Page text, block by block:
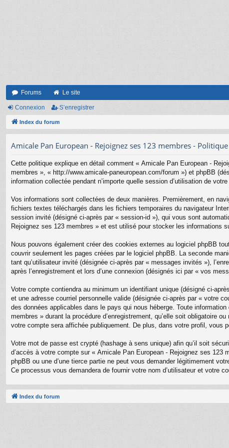
Forums Le site
Connexion S’enregistrer
Index du forum
Amicale Pan European - Rejoignez ses 123 membres -
Cette politique explique en détail comment « Amicale Pan European -
membres », « http://www.amicale-paneuropean.com/forum ») et phpBB
information collectée pendant n’importe quelle session d’utilisation de
Vos informations sont collectées de deux manières. Premièrement, en
fichiers textes téléchargés dans les fichiers temporaires du navigateur
session invité (désigné ci-après par « session-id »), qui vous sont
Rejoignez ses 123 membres » et est utilisé pour stocker les informations
Nous pouvons également créer des cookies externes au logiciel phpBB
couvrir seulement les pages créées par le logiciel phpBB. La seconde
tant qu’utilisateur invité (désignée ci-après par « messages invités »),
après l’enregistrement et lors d’une connexion (désignés ici par « vos
Votre compte contiendra au minimum un identifiant unique (désigné ci-
et une adresse courriel personnelle valide (désignée ci-après par « votre
des données applicables dans le pays qui nous héberge. Toute
membres » durant la procédure d’enregistrement, qu’elle soit obligatoire
votre compte sera affichée publiquement. De plus, dans votre profil, vous
Votre mot de passe est crypté (hashage à sens unique) afin qu’il soit
d’accès à votre compte sur « Amicale Pan European - Rejoignez ses
phpBB ou une d’une tierce partie ne peut vous demander légitimement
Ce processus vous demandera de fournir votre nom d’utilisateur et votre
Index du forum